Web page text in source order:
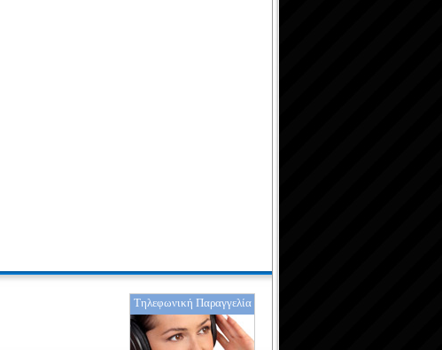
Τηλεφωνική Παραγγελία